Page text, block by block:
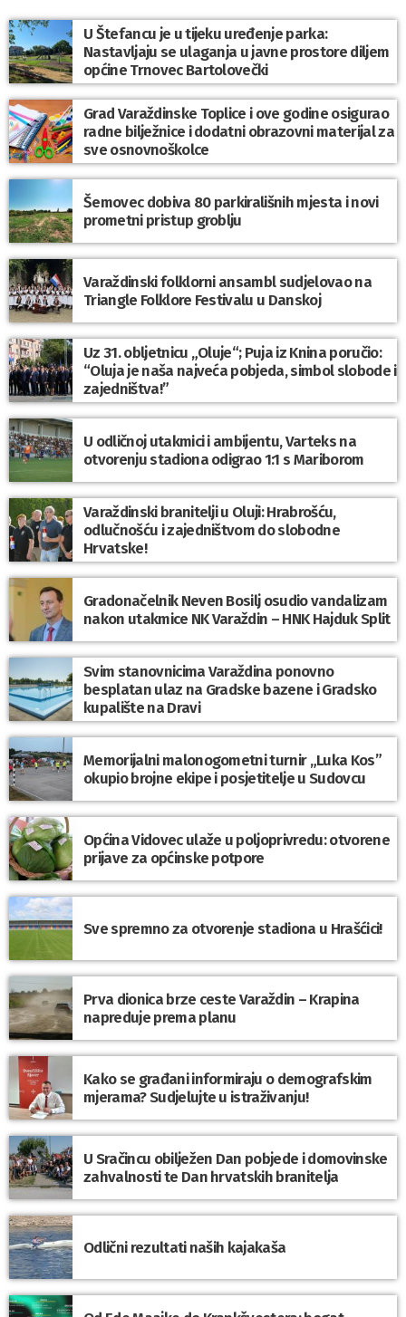
U Štefancu je u tijeku uređenje parka:
Nastavljaju se ulaganja u javne prostore diljem
općine Trnovec Bartolovečki
Grad Varaždinske Toplice i ove godine osigurao
radne bilježnice i dodatni obrazovni materijal za
sve osnovnoškolce
Šemovec dobiva 80 parkirališnih mjesta i novi
prometni pristup groblju
Varaždinski folklorni ansambl sudjelovao na
Triangle Folklore Festivalu u Danskoj
Uz 31. obljetnicu „Oluje“; Puja iz Knina poručio:
“Oluja je naša najveća pobjeda, simbol slobode i
zajedništva!”
U odličnoj utakmici i ambijentu, Varteks na
otvorenju stadiona odigrao 1:1 s Mariborom
Varaždinski branitelji u Oluji: Hrabrošću,
odlučnošću i zajedništvom do slobodne
Hrvatske!
Gradonačelnik Neven Bosilj osudio vandalizam
nakon utakmice NK Varaždin – HNK Hajduk Split
Svim stanovnicima Varaždina ponovno
besplatan ulaz na Gradske bazene i Gradsko
kupalište na Dravi
Memorijalni malonogometni turnir „Luka Kos”
okupio brojne ekipe i posjetitelje u Sudovcu
Općina Vidovec ulaže u poljoprivredu: otvorene
prijave za općinske potpore
Sve spremno za otvorenje stadiona u Hrašćici!
Prva dionica brze ceste Varaždin – Krapina
napreduje prema planu
Kako se građani informiraju o demografskim
mjerama? Sudjelujte u istraživanju!
U Sračincu obilježen Dan pobjede i domovinske
zahvalnosti te Dan hrvatskih branitelja
Odlični rezultati naših kajakaša